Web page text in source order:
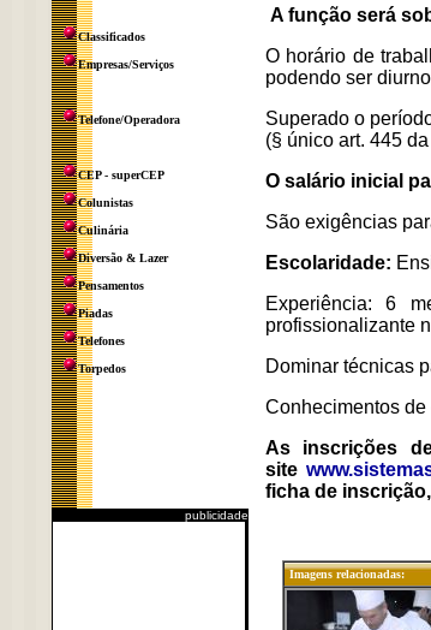
Classificados
Empresas/Serviços
Telefone/Operadora
CEP - superCEP
Colunistas
Culinária
Diversão & Lazer
Pensamentos
Piadas
Telefones
Torpedos
publicidade
A função será
O horário de
podendo ser
Superado o
(§ único art. 445
O salário inicial
São exigências
Escolaridade:
Experiência: 6
profissionalizante
Dominar técnicas
Conhecimentos
As inscrições
site
ficha de
Imagens relacionadas: